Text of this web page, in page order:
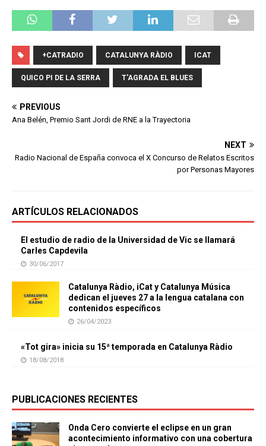
+CATRADIO CATALUNYA RÀDIO ICAT
QUICO PI DE LA SERRA T'AGRADA EL BLUES
PREVIOUS
Ana Belén, Premio Sant Jordi de RNE a la Trayectoria
NEXT
Radio Nacional de España convoca el X Concurso de Relatos Escritos
por Personas Mayores
ARTÍCULOS RELACIONADOS
El estudio de radio de la Universidad de Vic se llamará
Carles Capdevila
30/06/2017
Catalunya Ràdio, iCat y Catalunya Música
dedican el jueves 27 a la lengua catalana con
contenidos específicos
26/04/2023
«Tot gira» inicia su 15ª temporada en Catalunya Ràdio
18/08/2018
PUBLICACIONES RECIENTES
Onda Cero convierte el eclipse en un gran
acontecimiento informativo con una cobertura